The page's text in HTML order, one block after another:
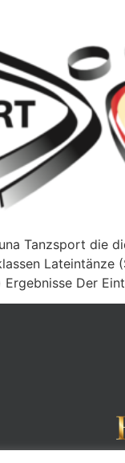
Tanzsport die
Lateintänze
Ergebnisse Der